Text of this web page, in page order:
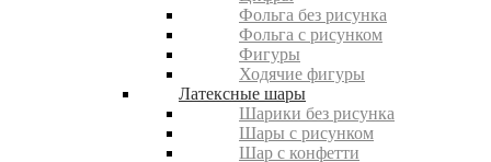
Фольга без рисунка
Фольга с рисунком
Фигуры
Ходячие фигуры
Латексные шары
Шарики без рисунка
Шары с рисунком
Шар с конфетти